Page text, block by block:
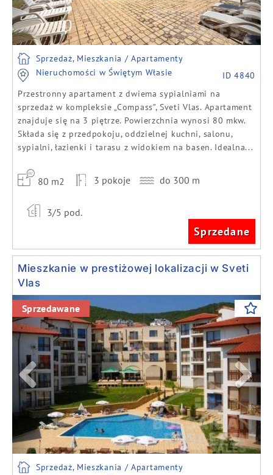
Sprzedaż, Mieszkania / Apartamenty
Nieruchomości w Świętym Własie
ID 4840
Przestronny apartament z dwiema sypialniami na
sprzedaż w kompleksie „Compass”, Sveti Vlas. Apartament
znajduje się na 3 piętrze. Powierzchnia wynosi 80 mkw.
Składa się z przedpokoju, oddzielnej kuchni, salonu,
sypialni, łazienki i tarasu z widokiem na basen. Idealna...
80 m2 3 pokoje do 300 m
3/5 pod.
Sprzedane
Mieszkanie w prestiżowej lokalizacji w Sveti
Vlas
Previous Next
Sprzedawane
Sprzedaż, Mieszkania / Apartamenty